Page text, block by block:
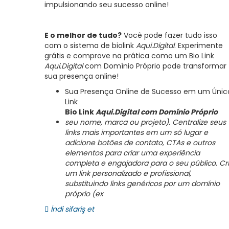
impulsionando seu sucesso online!
E o melhor de tudo? Você pode fazer tudo isso
com o sistema de biolink Aqui.Digital. Experimente
grátis e comprove na prática como um Bio Link
Aqui.Digitalcom Domínio Próprio pode transformar
sua presença online!
Sua Presença Online de Sucesso em um
Link
Bio LinkAqui.Digitalcom Domínio Próprio
seu nome, marca ou projeto). Centralize seus
links mais importantes em um só lugar e
adicione botões de contato, CTAs e outros
elementos para criar uma experiência
completa e engajadora para o seu público.
um link personalizado e profissional,
substituindo links genéricos por um domínio
próprio (ex
İndi sifariş et